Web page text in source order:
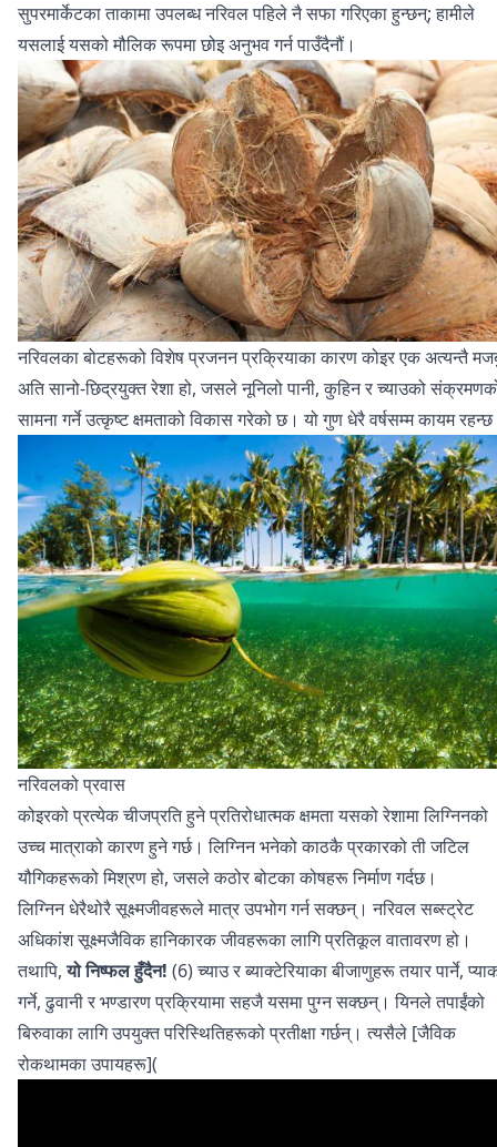
सुपरमार्केटका ताकामा उपलब्ध नरिवल पहिले नै सफा गरिएका हुन्छन्; हामीले
यसलाई यसको मौलिक रूपमा छोइ अनुभव गर्न पाउँदैनौं।
नरिवलका बोटहरूको विशेष प्रजनन प्रक्रियाका कारण कोइर एक अत्यन्तै
अति सानो-छिद्रयुक्त रेशा हो, जसले नूनिलो पानी, कुहिन र च्याउको
सामना गर्ने उत्कृष्ट क्षमताको विकास गरेको छ। यो गुण धेरै वर्षसम्म कायम
नरिवलको प्रवास
कोइरको प्रत्येक चीजप्रति हुने प्रतिरोधात्मक क्षमता यसको रेशामा लिग्निनको
उच्च मात्राको कारण हुने गर्छ। लिग्निन भनेको काठकै प्रकारको ती जटिल
यौगिकहरूको मिश्रण हो, जसले कठोर बोटका कोषहरू निर्माण गर्दछ।
लिग्निन धेरैथोरै सूक्ष्मजीवहरूले मात्र उपभोग गर्न सक्छन्। नरिवल सब्स्ट्रेट
अधिकांश सूक्ष्मजैविक हानिकारक जीवहरूका लागि प्रतिकूल वातावरण हो।
तथापि,यो निष्फल हुँदैन! (6) च्याउ र ब्याक्टेरियाका बीजाणुहरू तयार पार्ने,
गर्ने, ढुवानी र भण्डारण प्रक्रियामा सहजै यसमा पुग्न सक्छन्। यिनले तपाईंको
बिरुवाका लागि उपयुक्त परिस्थितिहरूको प्रतीक्षा गर्छन्। त्यसैले [जैविक
रोकथामका उपायहरू](